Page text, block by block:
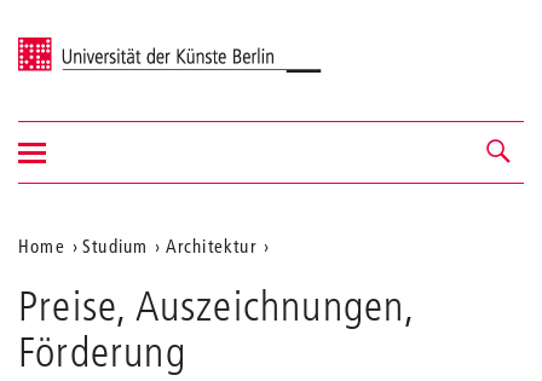
Universität der Künste Berlin
Navigation &
Suche
Navigation
ein-/ausblenden
Aktuelle
Position
auf
der
Home Studium Architektur
Preise, Auszeichnungen,
Förderung